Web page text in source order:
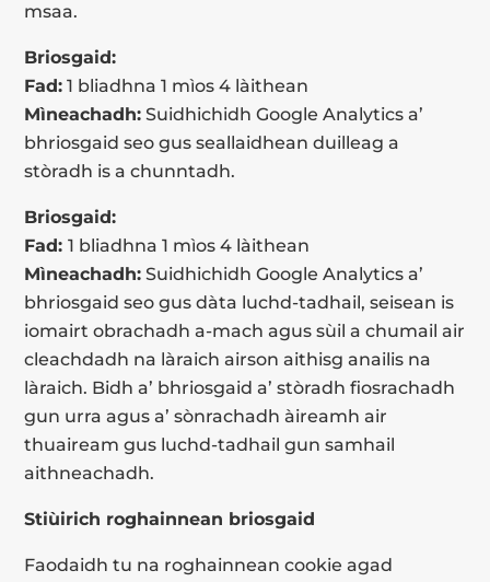
msaa.
Briosgaid:
Fad: 1 bliadhna 1 mìos 4 làithean
Mìneachadh: Suidhichidh Google Analytics a’
bhriosgaid seo gus seallaidhean duilleag a
stòradh is a chunntadh.
Briosgaid:
Fad:1 bliadhna 1 mìos 4 làithean
Mìneachadh: Suidhichidh Google Analytics a’
bhriosgaid seo gus dàta luchd-tadhail, seisean is
iomairt obrachadh a-mach agus sùil a chumail air
cleachdadh na làraich airson aithisg anailis na
làraich. Bidh a’ bhriosgaid a’ stòradh fiosrachadh
gun urra agus a’ sònrachadh àireamh air
thuaiream gus luchd-tadhail gun samhail
aithneachadh.
Stiùirich roghainnean briosgaid
Faodaidh tu na roghainnean cookie agad